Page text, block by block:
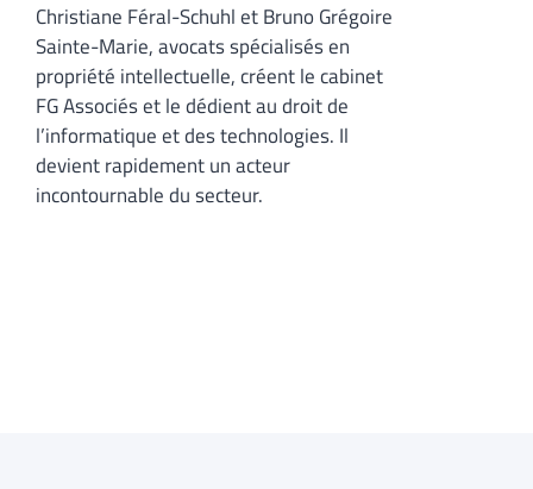
Christiane Féral-Schuhl et Bruno Grégoire
Sainte-Marie, avocats spécialisés en
propriété intellectuelle, créent le cabinet
FG Associés et le dédient au droit de
l’informatique et des technologies. Il
devient rapidement un acteur
incontournable du secteur.